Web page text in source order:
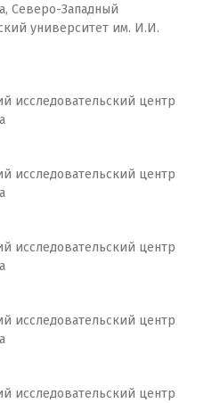
Северо-Западный
университет им. И.И.
исследовательский центр
исследовательский центр
исследовательский центр
исследовательский центр
исследовательский центр